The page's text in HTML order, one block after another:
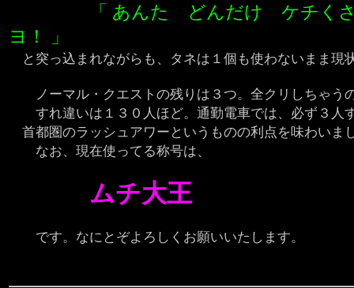
「 あんた どんだけ ケチく
ヨ！ 」
と突っ込まれながらも、タネは１個も使わないまま現
ノーマル・クエストの残りは３つ。全クリしちゃう
すれ違いは１３０人ほど。通勤電車では、必ず３人
首都圏のラッシュアワーというものの利点を味わいま
なお、現在使ってる称号は、
ムチ大王
です。なにとぞよろしくお願いいたします。